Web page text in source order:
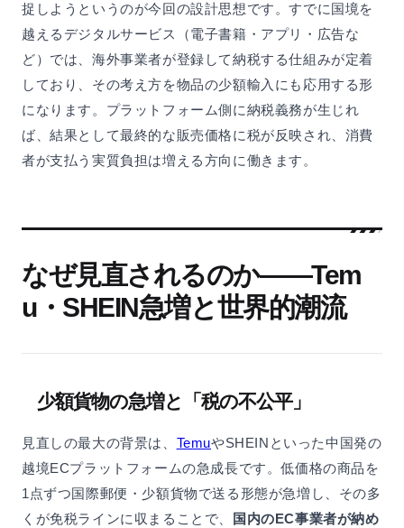
捉しようというのが今回の設計思想です。すでに国境を
越えるデジタルサービス（電子書籍・アプリ・広告な
ど）では、海外事業者が登録して納税する仕組みが定着
しており、その考え方を物品の少額輸入にも応用する形
になります。プラットフォーム側に納税義務が生じれ
ば、結果として最終的な販売価格に税が反映され、消費
者が支払う実質負担は増える方向に働きます。
なぜ見直されるのか——Tem
u・SHEIN急増と世界的潮流
少額貨物の急増と「税の不公平」
見直しの最大の背景は、 TemuやSHEINといった中国発の
越境ECプラットフォームの急成長です。低価格の商品を
1点ずつ国際郵便・少額貨物で送る形態が急増し、その多
くが免税ラインに収まることで、
国内のEC事業者が納め